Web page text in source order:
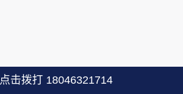
点击拨打 18046321714